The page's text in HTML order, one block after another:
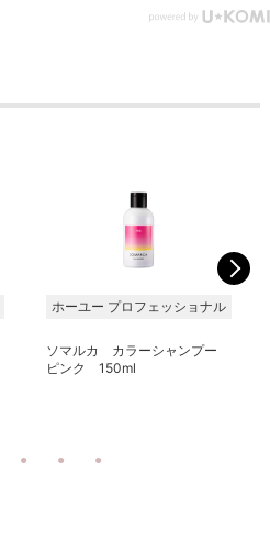
ホーユー プロフェッショナル
ソマルカ カラーシャンプー
ピンク 150ml